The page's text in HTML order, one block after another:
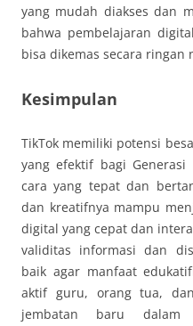
yang mudah diakses dan
bahwa pembelajaran
bisa dikemas secara ringan
Kesimpulan
TikTok memiliki potensi
yang efektif bagi Generasi
cara yang tepat dan
dan kreatifnya mampu
digital yang cepat dan
validitas informasi dan
baik agar manfaat
aktif guru, orang tua,
jembatan baru dalam